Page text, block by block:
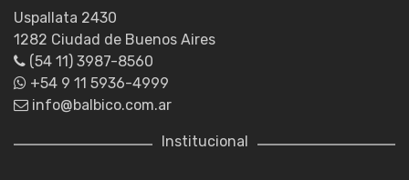
Uspallata 2430
1282 Ciudad de Buenos Aires
(54 11) 3987-8560
+54 9 11 5936-4999
info@balbico.com.ar
Institucional